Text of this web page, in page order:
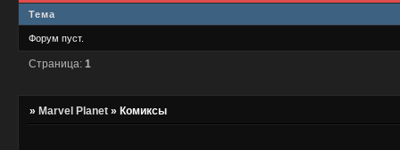
Тема
Форум пуст.
Страница:1
»Marvel Planet »Комиксы